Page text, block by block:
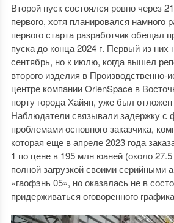
Второй пуск состоялся ровно через
первого, хотя планировался намного
первого старта разработчик обещал
пуска до конца 2024 г. Первый из них
сентябрь, но к июлю, когда вышел
второго изделия в Производственно-
центре компании OrienSpace в
порту города Хайян, уже был отложен
Наблюдатели связывали задержку с
проблемами основного заказчика,
которая еще в апреле 2023 года
1 по цене в 195 млн юаней (около
полной загрузкой своими серийными
«гаофэнь 05», но оказалась не в
придерживаться оговоренного